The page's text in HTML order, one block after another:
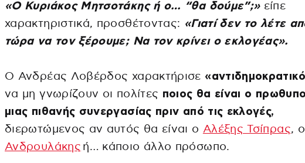
«Ο Κυριάκος Μητσοτάκης ή ο… “θα δούμε”;»είπε
χαρακτηριστικά, προσθέτοντας: «Γιατί δεν το λέτε
τώρα να τον ξέρουμε; Να τον κρίνει ο εκλογέας».
Ο Ανδρέας Λοβέρδος χαρακτήρισε
να μη γνωρίζουν οι πολίτες ποιος θα είναι ο
μιας πιθανής συνεργασίας πριν από τις εκλογές,
διερωτώμενος αν αυτός θα είναι ο Αλέξης Τσίπρας,
Ανδρουλάκης ή… κάποιο άλλο πρόσωπο.